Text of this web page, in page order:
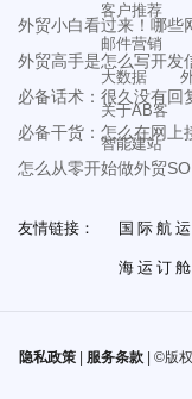
外贸小白看过来！哪些
外贸高手是怎么写开发
必备话术：很久没有回
必备干货：怎么在网上
怎么从零开始做外贸
客户推荐
邮件营销
大数据
关于AB客
智能建站
友情链接： 国际航运
海运订舱
隐私政策| 服务条款| ©版